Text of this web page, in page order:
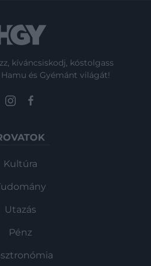
kíváncsiskodj, kóstolgass
és Gyémánt világát!
Kultúra
Utazás
Pénz